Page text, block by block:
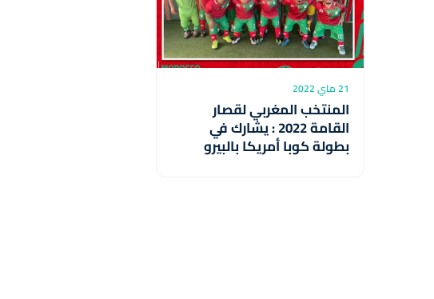
21 ماي 2022
المنتخب المغربي لقصار
القامة 2022 : يشارك في
بطولة كوبا أمريكا بالبيرو